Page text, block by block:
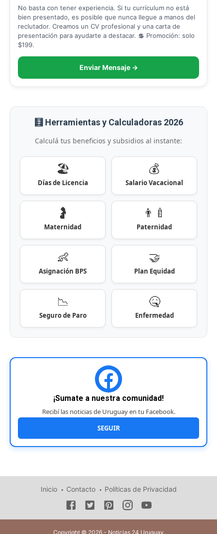
No basta con tener experiencia. Si tu currículum no está
bien presentado, es posible que nunca llegue a manos del
reclutador. Creamos un CV profesional y una carta de
presentación para ayudarte a destacar. 💲 Promoción: solo
$199.
Enviar Mensaje →
🧮 Herramientas y Calculadoras 2026
Calculá tus beneficios y subsidios al instante:
🏖️
Días de Licencia
💰
Salario Vacacional
🤰
Maternidad
👨‍🍼
Paternidad
👶
Asignación BPS
🤝
Plan Equidad
📉
Seguro de Paro
🤒
Enfermedad
¡Sumate a nuestra comunidad!
Recibí las noticias de Uruguay en tu Facebook.
SEGUIR
Inicio Contacto Políticas de Privacidad
Copyright © 2026 - Noticias 24 Uruguay